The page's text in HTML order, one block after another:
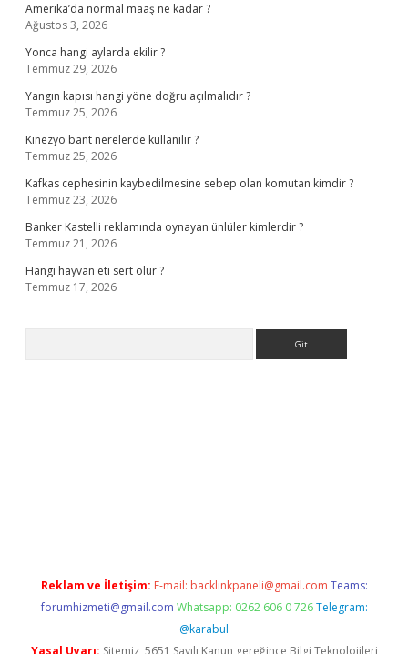
Amerika’da normal maaş ne kadar ?
Ağustos 3, 2026
Yonca hangi aylarda ekilir ?
Temmuz 29, 2026
Yangın kapısı hangi yöne doğru açılmalıdır ?
Temmuz 25, 2026
Kinezyo bant nerelerde kullanılır ?
Temmuz 25, 2026
Kafkas cephesinin kaybedilmesine sebep olan komutan kimdir ?
Temmuz 23, 2026
Banker Kastelli reklamında oynayan ünlüler kimlerdir ?
Temmuz 21, 2026
Hangi hayvan eti sert olur ?
Temmuz 17, 2026
Reklam ve İletişim: E-mail: backlinkpaneli@gmail.com Teams:
forumhizmeti@gmail.com Whatsapp: 0262 606 0 726 Telegram:
@karabul
Yasal Uyarı: Sitemiz, 5651 Sayılı Kanun gereğince Bilgi Teknolojileri